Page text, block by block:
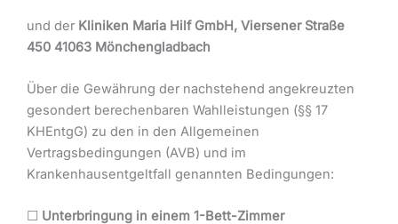
und der Kliniken Maria Hilf GmbH, Viersener Straße
450 41063 Mönchengladbach
Über die Gewährung der nachstehend angekreuzten
gesondert berechenbaren Wahlleistungen (§§ 17
KHEntgG) zu den in den Allgemeinen
Vertragsbedingungen (AVB) und im
Krankenhausentgeltfall genannten Bedingungen:
☐ Unterbringung in einem 1-Bett-Zimmer